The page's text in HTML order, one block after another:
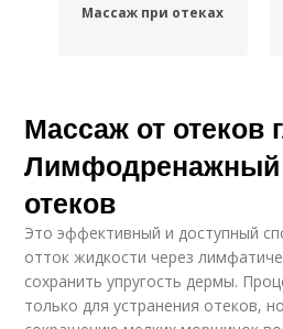
Массаж при отеках
Массаж от мешков
Массаж для подтяжки
Массаж от отеков
Лимфодренажный
отеков
Это эффективный и доступный
отток жидкости через
сохранить упругость дермы.
только для устранения отеков,